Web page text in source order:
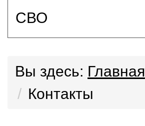
СВО
Вы здесь: Главная
Контакты